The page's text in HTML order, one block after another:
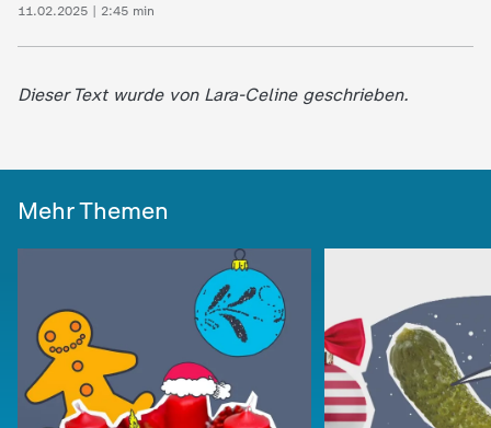
11.02.2025 | 2:45 min
Dieser Text wurde von Lara-Celine geschrieben.
Mehr Themen